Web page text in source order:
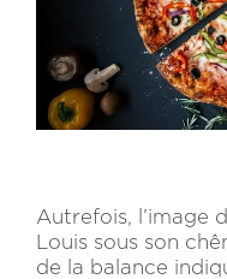
Autrefois, l’image
Louis sous son
de la balance